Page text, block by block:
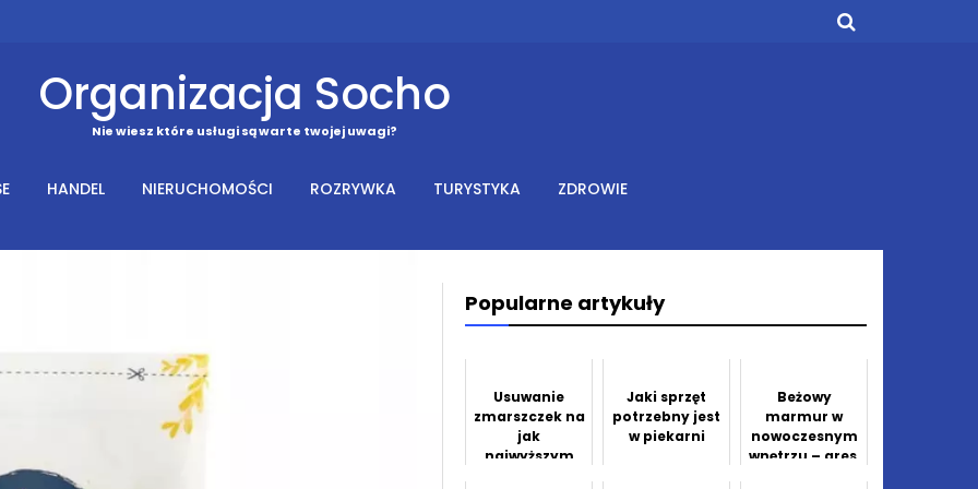
Organizacja Socho
Nie wiesz które usługi są warte twojej uwagi?
HANDEL NIERUCHOMOŚCI ROZRYWKA TURYSTYKA ZDROWIE
Popularne artykuły
Usuwanie
zmarszczek na
jak
najwyższym
Jaki sprzęt
potrzebny jest
w piekarni
Beżowy
marmur w
nowoczesnym
wnętrzu – gres,